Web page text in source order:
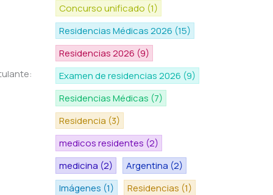
Concurso unificado (1)
Residencias Médicas 2026 (15)
Residencias 2026 (9)
Examen de residencias 2026 (9)
Residencias Médicas (7)
Residencia (3)
medicos residentes (2)
medicina (2) Argentina (2)
Imágenes (1) Residencias (1)